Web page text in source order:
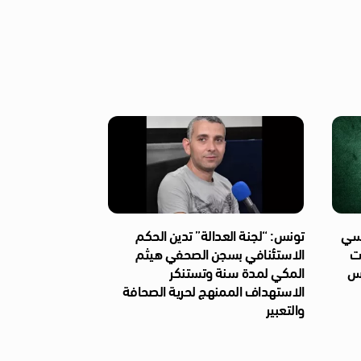
تونس: “لجنة العدالة” تدين الحكم
الاستئنافي بسجن الصحفي هيثم
المكي لمدة سنة وتستنكر
الاستهداف الممنهج لحرية الصحافة
والتعبير